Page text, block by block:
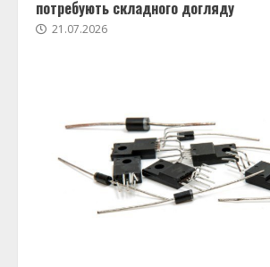
потребують складного догляду
21.07.2026